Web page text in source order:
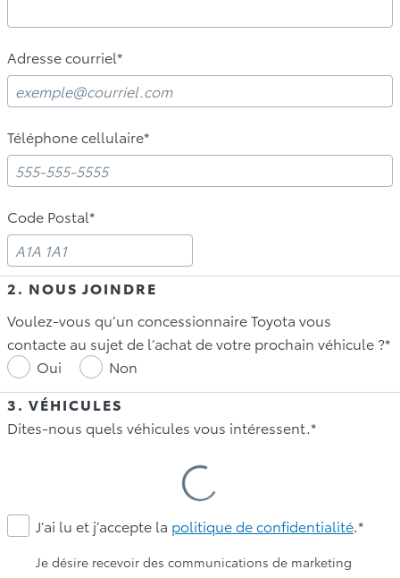
Adresse courriel*
Téléphone cellulaire*
Code Postal*
2. NOUS JOINDRE
Voulez-vous qu’un concessionnaire Toyota vous
contacte au sujet de l’achat de votre prochain véhicule ?*
Oui
Non
3. VÉHICULES
Dites-nous quels véhicules vous intéressent.*
Loading
J’ai lu et j’accepte la politique de confidentialité .*
Je désire recevoir des communications de marketing